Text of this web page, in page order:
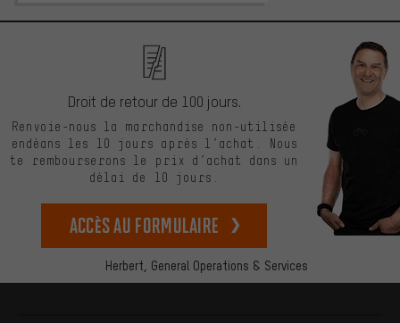
Herbert, General Operations & Services
Droit de retour de 100 jours.
Renvoie-nous la marchandise non-utilisée
endéans les 10 jours après l’achat. Nous
te rembourserons le prix d’achat dans un
délai de 10 jours.
Accès au formulaire